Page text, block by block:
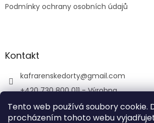
Tento web používá soubory cookie.
procházením tohoto webu
Podmínky ochrany osobních údajů
Kontakt
kafrarenskedorty@gmail.com
+420 730 800 011 - Výrobna
+420 733 769 344 - Kavárna
porubskakafrarna/